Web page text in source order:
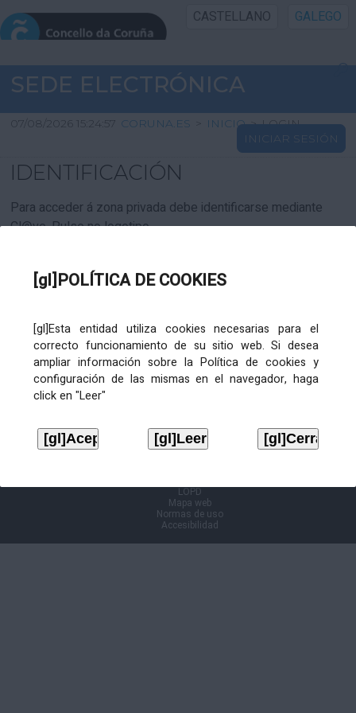
[gl]POLÍTICA DE COOKIES
[gl]Esta entidad utiliza cookies necesarias para el
correcto funcionamiento de su sitio web. Si desea
ampliar información sobre la Política de cookies y
configuración de las mismas en el navegador, haga
click en "Leer"
CASTELLANO GALEGO
INICIO SEDE
INICIO
INFORMACIÓN PÚBLICA
CARTAFOL CIDADÁN
SEDE ELECTRÓNICA
07/08/2026 15:24:57 CORUNA.ES > INICIO > LOGIN
INICIAR SESIÓN
IDENTIFICACIÓN
Para acceder á zona privada debe identificarse mediante
Cl@ve. Pulse no logotipo
LOPD
Mapa web
Normas de uso
Accesibilidad